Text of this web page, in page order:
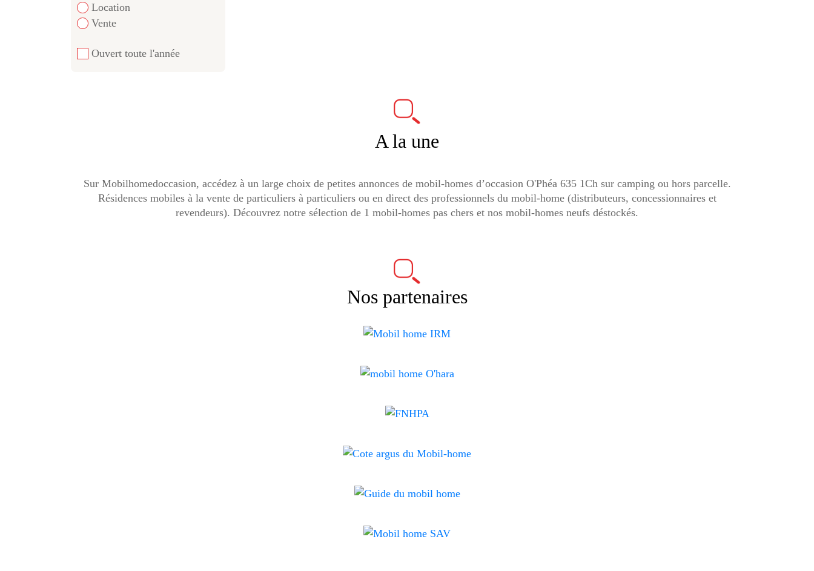
Location
Vente
Ouvert toute l'année
A la une
Sur Mobilhomedoccasion, accédez à un large choix de petites annonces de mobil-homes d’occasion O'Phéa 635 1Ch sur camping ou hors parcelle.
Résidences mobiles à la vente de particuliers à particuliers ou en direct des professionnels du mobil-home (distributeurs, concessionnaires et
revendeurs). Découvrez notre sélection de 1 mobil-homes pas chers et nos mobil-homes neufs déstockés.
Nos partenaires